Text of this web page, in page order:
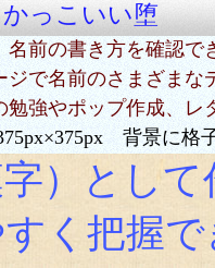
っこいい堕
名前の書き方を確認で
ジで名前のさまざまな
勉強やポップ作成、レ
背景に格
）とし
く把握